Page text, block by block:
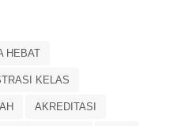
HEBAT
KELAS
AKREDITASI